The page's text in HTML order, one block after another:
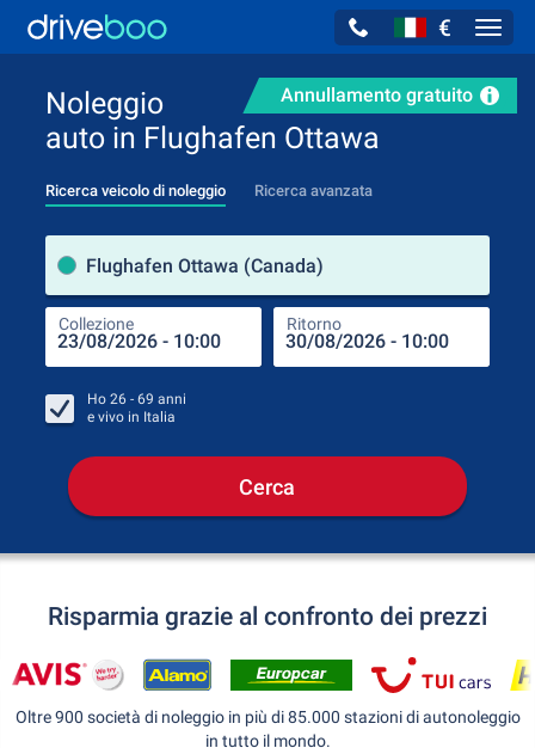
€
Annullamento gratuito
Noleggio
auto in Flughafen Ottawa
Ricerca veicolo di noleggio Ricerca avanzata
Flughafen Ottawa (Canada)
Collezione Ritorno
Ho 26 - 69 anni
e vivo in Italia
Cerca
Risparmia grazie al confronto dei prezzi
Oltre 900 società di noleggio in più di 85.000 stazioni di autonoleggio
in tutto il mondo.